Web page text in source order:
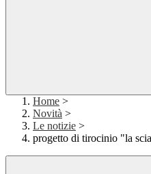
Home >
Novità >
Le notizie >
progetto di tirocinio "la